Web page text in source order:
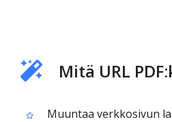
Mitä URL
Muuntaa verkkosivun